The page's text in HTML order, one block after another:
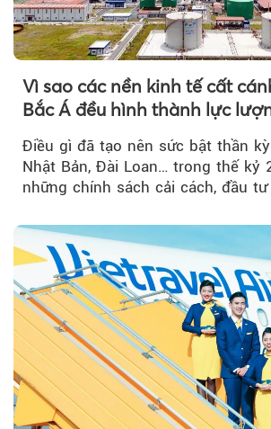
Vì sao các nền kinh tế cất
Bắc Á đều hình thành lực
Điều gì đã tạo nên sức bật thần
Nhật Bản, Đài Loan… trong thế kỷ
những chính sách cải cách, đầu